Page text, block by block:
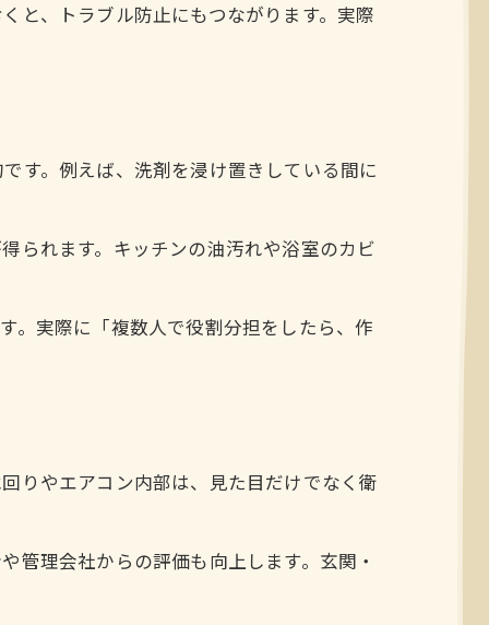
と、トラブル防止にもつながります。実際
す。例えば、洗剤を浸け置きしている間に
られます。キッチンの油汚れや浴室のカビ
。実際に「複数人で役割分担をしたら、作
りやエアコン内部は、見た目だけでなく衛
管理会社からの評価も向上します。玄関・